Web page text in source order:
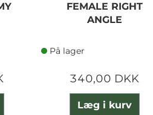
FEMALE RIGHT
ANGLE
På lager
340,00 DKK
Læg i kurv